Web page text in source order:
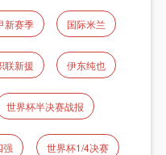
新赛季 国际米兰
联新援 伊东纯也
世界杯半决赛战报
强 世界杯1/4决赛